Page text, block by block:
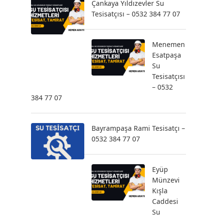
Çankaya Yıldızevler Su
Tesisatçısı – 0532 384 77 07
Menemen
Esatpaşa
Su
Tesisatçısı
– 0532
384 77 07
Bayrampaşa Rami Tesisatçı –
0532 384 77 07
Eyüp
Münzevi
Kışla
Caddesi
Su